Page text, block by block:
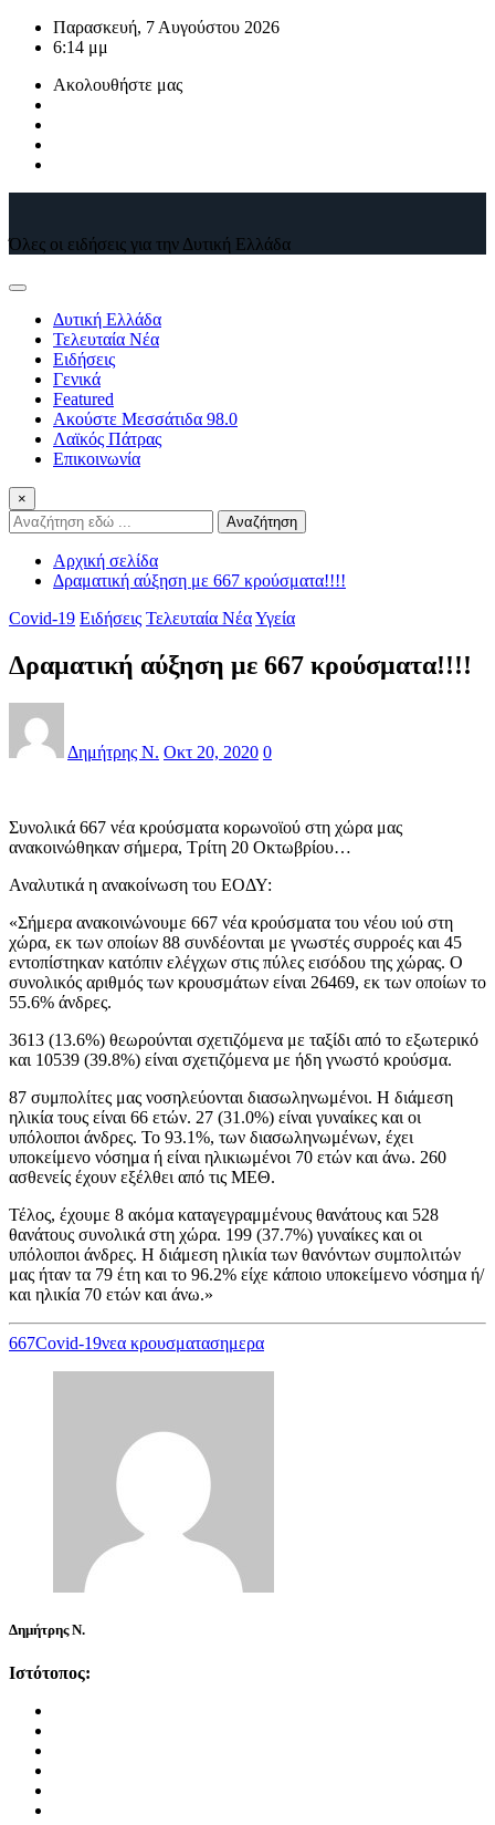
ΜετάβασηΠαρασκευή, 7 Αυγούστου 2026
6:14 μμ
Ακολουθήστε μας
Όλες οι ειδήσεις για την Δυτική Ελλάδα
Δυτική Ελλάδα
Τελευταία Νέα
Ειδήσεις
Γενικά
Featured
Ακούστε Μεσσάτιδα 98.0
Λαϊκός Πάτρας
Επικοινωνία
×
Αναζήτηση
Αρχική σελίδα
Δραματική αύξηση με 667 κρούσματα!!!!
Covid-19 Ειδήσεις Τελευταία ΝέαΥγεία
Δραματική αύξηση με 667 κρούσματα!!!!
Δημήτρης Ν. Οκτ 20, 2020 0
Συνολικά 667 νέα κρούσματα κορωνοϊού στη χώρα μας
ανακοινώθηκαν σήμερα, Τρίτη 20 Οκτωβρίου…
Αναλυτικά η ανακοίνωση του ΕΟΔΥ:
«Σήμερα ανακοινώνουμε 667 νέα κρούσματα του νέου ιού στη
χώρα, εκ των οποίων 88 συνδέονται με γνωστές συρροές και 45
εντοπίστηκαν κατόπιν ελέγχων στις πύλες εισόδου της χώρας. Ο
συνολικός αριθμός των κρουσμάτων είναι 26469, εκ των οποίων το
55.6% άνδρες.
3613 (13.6%) θεωρούνται σχετιζόμενα με ταξίδι από το εξωτερικό
και 10539 (39.8%) είναι σχετιζόμενα με ήδη γνωστό κρούσμα.
87 συμπολίτες μας νοσηλεύονται διασωληνωμένοι. Η διάμεση
ηλικία τους είναι 66 ετών. 27 (31.0%) είναι γυναίκες και οι
υπόλοιποι άνδρες. To 93.1%, των διασωληνωμένων, έχει
υποκείμενο νόσημα ή είναι ηλικιωμένοι 70 ετών και άνω. 260
ασθενείς έχουν εξέλθει από τις ΜΕΘ.
Τέλος, έχουμε 8 ακόμα καταγεγραμμένους θανάτους και 528
θανάτους συνολικά στη χώρα. 199 (37.7%) γυναίκες και οι
υπόλοιποι άνδρες. Η διάμεση ηλικία των θανόντων συμπολιτών
μας ήταν τα 79 έτη και το 96.2% είχε κάποιο υποκείμενο νόσημα ή/
και ηλικία 70 ετών και άνω.»
667Covid-19νεα κρουσματασημερα
Δημήτρης Ν.
Ιστότοπος: